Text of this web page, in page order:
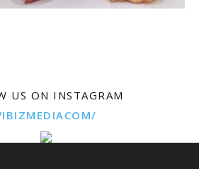
US ON INSTAGRAM